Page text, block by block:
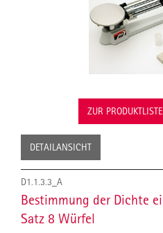
ZUR
DETAILANSICHT
D1.1.3.3_A
Bestimmung der Dichte
Satz 8 Würfel